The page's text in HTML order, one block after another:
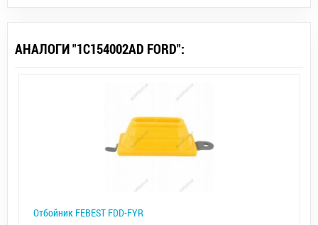
АНАЛОГИ "1C154002AD FORD":
Отбойник FEBEST FDD-FYR